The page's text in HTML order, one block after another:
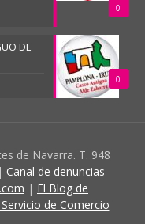
0
0
DE
de Navarra. T. 948
| Canal de denuncias
| El Blog de
de Comercio